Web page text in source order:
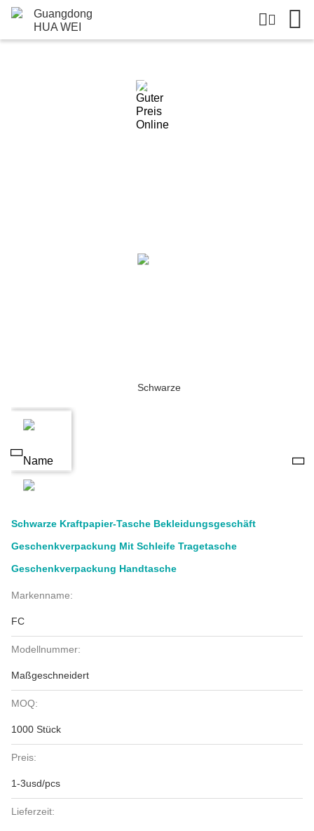
Einzelheiten Zu Den Produkten
Schwarze Kraftpapier-Tasche Bekleidungsgeschäft
Geschenkverpackung Mit Schleife Tragetasche
Geschenkverpackung Handtasche
Markenname:
FC
Modellnummer:
Maßgeschneidert
MOQ:
1000 Stück
Preis:
1-3usd/pcs
Lieferzeit: